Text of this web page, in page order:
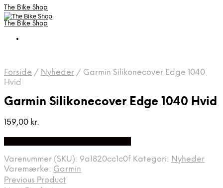
The Bike Shop
The Bike Shop
Forside / Nyheder / Garmin Silikonecover Edge 1040
Hvid
Garmin Silikonecover Edge 1040 Hvid
159,00 kr.
Varenummer (SKU): 9a1820cc1c0f Kategori: Nyheder
Varemærke: Garmin
Previous Product